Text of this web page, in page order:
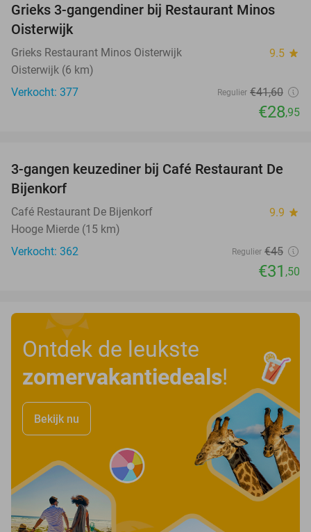
30%
Grieks 3-gangendiner bij Restaurant Minos
Oisterwijk
Grieks Restaurant Minos Oisterwijk 9.5 star
Oisterwijk (6 km)
Verkocht: 377
Regulier €41,60
€28,95
30%
3-gangen keuzediner bij Café Restaurant De
Bijenkorf
Café Restaurant De Bijenkorf 9.9 star
Hooge Mierde (15 km)
Verkocht: 362
Regulier €45
€31 ,50
Ontdek de leukste
zomervakantiedeals!
Bekijk nu